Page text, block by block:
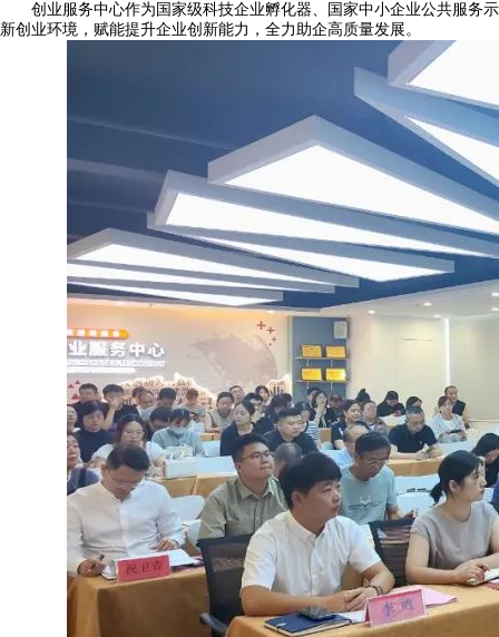
创业服务中心作为国家级科技企业孵化器、国家中小企业公共服务示
新创业环境，赋能提升企业创新能力，全力助企高质量发展。